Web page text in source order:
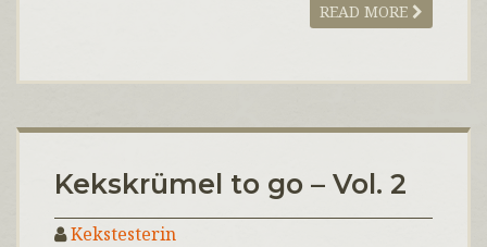
READ MORE
Kekskrümel to go – Vol. 2
Kekstesterin